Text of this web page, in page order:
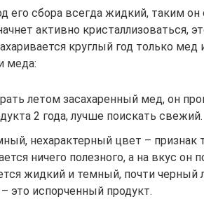
его сбора всегда жидкий, таким он
активно кристаллизоваться,
круглый год только мед
меда:
летом засахаренный мед, он
2 года, лучше поискать свежий.
нехарактерный цвет – признак
ничего полезного, а на вкус он
жидкий и темный, почти черный
это испорченный продукт.